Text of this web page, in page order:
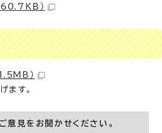
）
）
ます。
意見をお聞かせください。